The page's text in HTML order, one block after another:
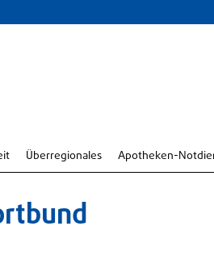
Überregionales Apotheken-